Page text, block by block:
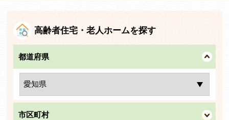
高齢者住宅・老人ホームを探す
都道府県
市区町村